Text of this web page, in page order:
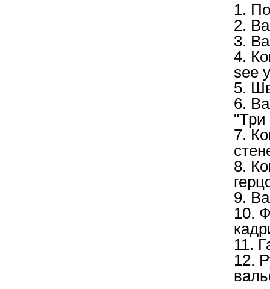
1.
2.
3.
4.
see
5.
6.
7.
8.
9.
10.
11.
12.